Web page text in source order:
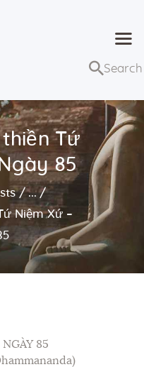
Tứ
85
...
Niệm Xứ –
85